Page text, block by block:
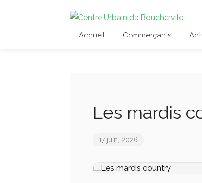
Accueil Commerçants
Les mardis
17 juin, 2026